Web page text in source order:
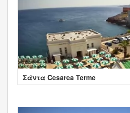
Σάντα Cesarea Terme